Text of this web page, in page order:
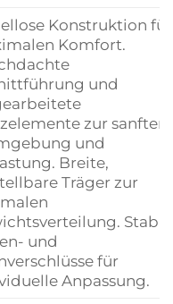
Konstruktion für
Komfort.
und
zur sanften
und
Breite,
Träger zur
und
für
Anpassung.